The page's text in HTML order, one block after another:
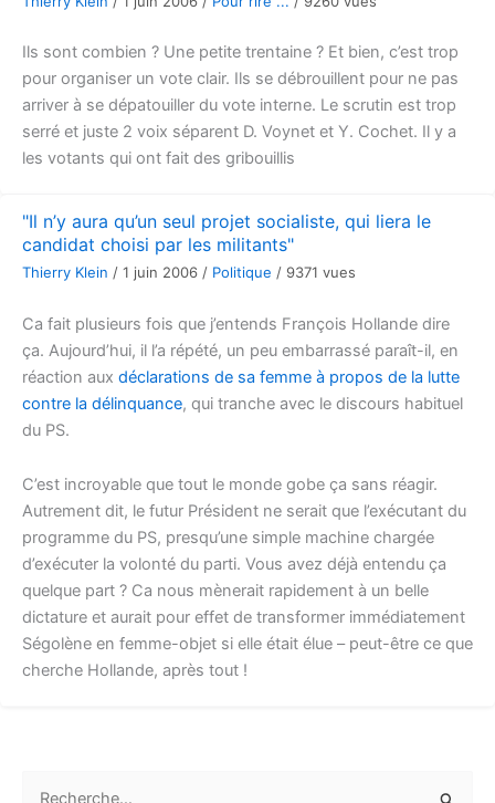
Ils sont combien ? Une petite trentaine ? Et bien, c’est trop
pour organiser un vote clair. Ils se débrouillent pour ne pas
arriver à se dépatouiller du vote interne. Le scrutin est trop
serré et juste 2 voix séparent D. Voynet et Y. Cochet. Il y a
les votants qui ont fait des gribouillis
"Il n’y aura qu’un seul projet socialiste, qui liera le
candidat choisi par les militants"
Thierry Klein / 1 juin 2006 / Politique / 9371 vues
Ca fait plusieurs fois que j’entends François Hollande dire
ça. Aujourd’hui, il l’a répété, un peu embarrassé paraît-il, en
réaction aux déclarations de sa femme à propos de la lutte
contre la délinquance, qui tranche avec le discours habituel
du PS.
C’est incroyable que tout le monde gobe ça sans réagir.
Autrement dit, le futur Président ne serait que l’exécutant du
programme du PS, presqu’une simple machine chargée
d’exécuter la volonté du parti. Vous avez déjà entendu ça
quelque part ? Ca nous mènerait rapidement à un belle
dictature et aurait pour effet de transformer immédiatement
Ségolène en femme-objet si elle était élue – peut-être ce que
cherche Hollande, après tout !